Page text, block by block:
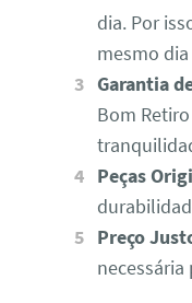
dia. Por
mesmo
Garantia
Bom
Peças
Preço